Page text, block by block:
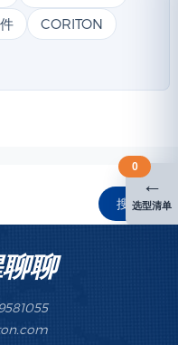
CORITON
搜索
聊
←
选型清单
0